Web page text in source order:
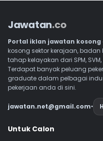
Jawatan.co
Portal iklan jawatan kosong
kosong sektor kerajaan,
tahap kelayakan dari SPM,
Terdapat banyak peluang
graduate dalam pelbagai
pekerjaan anda di sini.
jawatan.net@gmail.com•
Navigasi Footer
Untuk Calon